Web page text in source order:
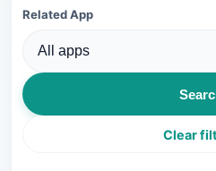
Related App
Clear